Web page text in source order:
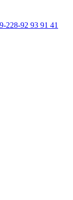
228-92 93 91 41